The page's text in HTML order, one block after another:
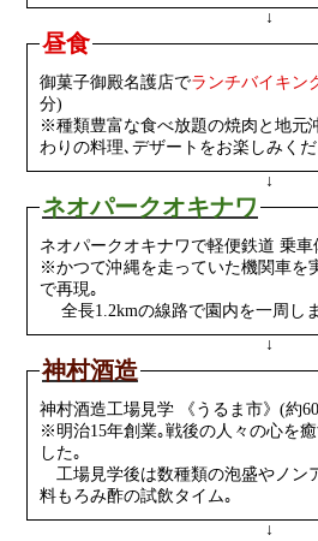
↓
昼食
御菓子御殿名護店でランチバイキン
分)
※種類豊富な⾷べ放題の焼⾁と地元
わりの料理､デザートをお楽しみくだ
↓
ネオパークオキナワ
ネオパークオキナワで軽便鉄道 乗
※かつて沖縄を⾛っていた機関⾞を
で再現｡
全⻑1.2kmの線路で園内を⼀周し
↓
神村酒造
神村酒造⼯場⾒学 《うるま市》(約
※明治15年創業｡戦後の⼈々の⼼を
した｡
⼯場⾒学後は数種類の泡盛やノン
料もろみ酢の試飲タイム｡
↓